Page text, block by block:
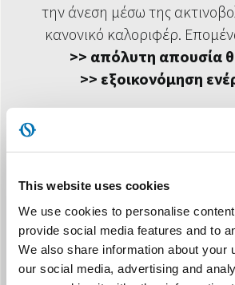
This website uses cookies
We use cookies to personalise
provide social media features and to
We also share information about your
our social media, advertising and
την άνεση μέσω της
κανονικό καλοριφέρ.
>> απόλυτη απουσία
>> εξοικονόμηση
Σε σχέση με άλλα μη
ακτινοβολίας η τεχνολογία
>> υψηλότερη μέση
και επομένως μεγαλύτερη
ισχύ
>> μεγαλύτερη ομοιομορφία
θέρμανση